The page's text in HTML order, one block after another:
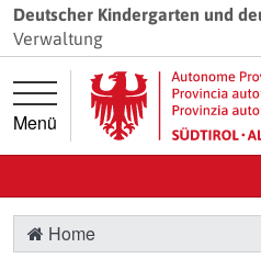
Springe direkt zur
Springe direkt zum Inhalt
Deutscher Kindergarten und
Verwaltung
Menü
Home